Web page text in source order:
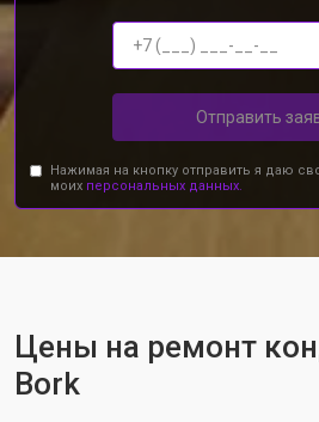
Отправить
Нажимая на кнопку отправить я даю
моих персональных данных.
Цены на ремонт
Bork